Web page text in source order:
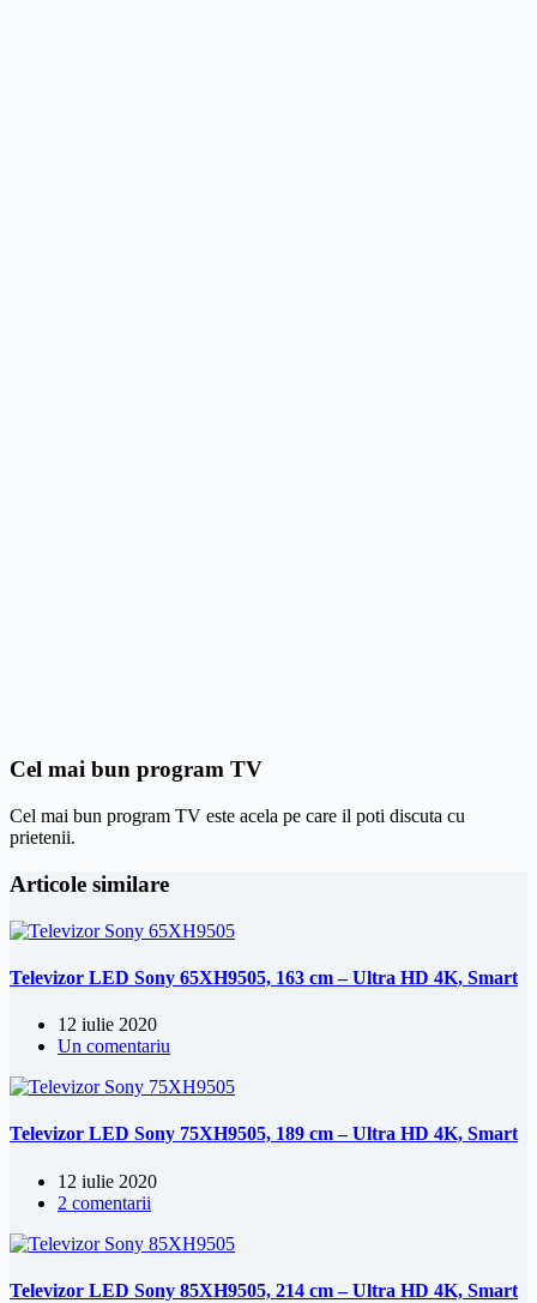
Cel mai bun program TV
Cel mai bun program TV este acela pe care il poti discuta cu
prietenii.
Articole similare
Televizor LED Sony 65XH9505, 163 cm – Ultra HD 4K, Smart
12 iulie 2020
Un comentariu
Televizor LED Sony 75XH9505, 189 cm – Ultra HD 4K, Smart
12 iulie 2020
2 comentarii
Televizor LED Sony 85XH9505, 214 cm – Ultra HD 4K, Smart